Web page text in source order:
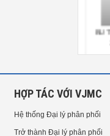
HỢP TÁC VỚI VJMC
Hệ thống Đại lý phân phối
Trở thành Đại lý phân phối